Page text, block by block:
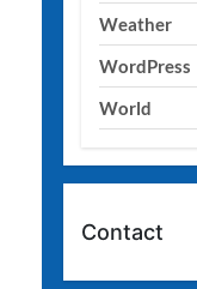
Weather
WordPress
World
Contact